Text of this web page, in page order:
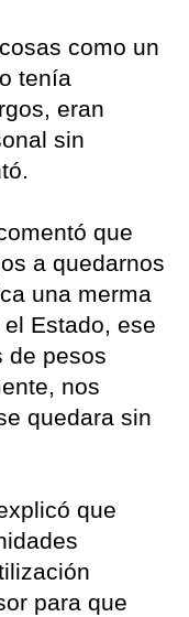
como un
tenía
eran
sin
que
a quedarnos
una merma
Estado, ese
de pesos
nos
quedara sin
que
para que